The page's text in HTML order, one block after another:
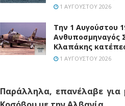
1 ΑΥΓΟΎΣΤΟΥ 2026
Την 1 Αυγούστου
Ανθυποσμηναγός
Κλαπάκης
1 ΑΥΓΟΎΣΤΟΥ 2026
Παράλληλα, επανέλαβε